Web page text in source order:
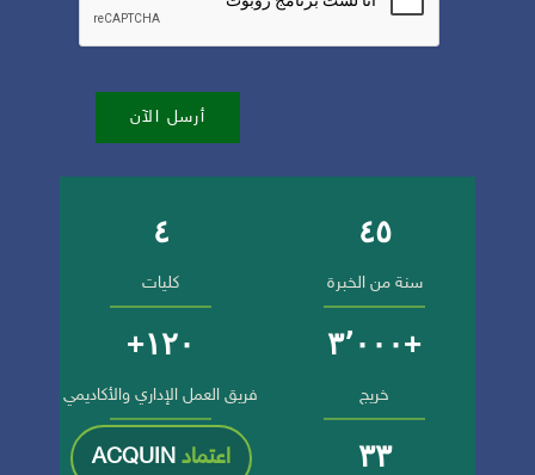
أرسل الآن
أرقام وإنجازات الجامعة
٤٥
سنة من الخبرة
٤
كليات
+٣٬٠٠٠
خريج
١٢٠+
فريق العمل الإداري والأكاديمي
٣٣ اعتمادACQUIN